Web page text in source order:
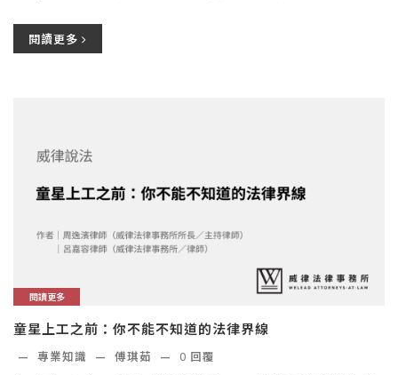
閱讀更多
閱讀更多
童星上工之前：你不能不知道的法律界線
— 專業知識 — 傅琪茹 — 0 回覆